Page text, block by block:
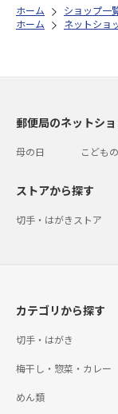
ホーム ショップ一
ホーム
ネットショ
郵便局のネットシ
母の日 こども
ストアから探す
切手・はがきストア
カテゴリから探す
切手・はがき
梅干し・惣菜・カレー
めん類